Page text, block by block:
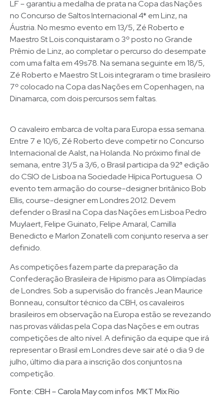
LF – garantiu a medalha de prata na Copa das Nações
no Concurso de Saltos Internacional 4* em Linz, na
Áustria. No mesmo evento em 13/5, Zé Roberto e
Maestro St Lois conquistaram o 3º posto no Grande
Prêmio de Linz, ao completar o percurso do desempate
com uma falta em 49s78. Na semana seguinte em 18/5,
Zé Roberto e Maestro St Lois integraram o time brasileiro
7º colocado na Copa das Nações em Copenhagen, na
Dinamarca, com dois percursos sem faltas.
O cavaleiro embarca de volta para Europa essa semana.
Entre 7 e 10/6, Zé Roberto deve competir no Concurso
Internacional de Aalst, na Holanda. No próximo final de
semana, entre 31/5 a 3/6, o Brasil participa da 92ª edição
do CSIO de Lisboa na Sociedade Hípica Portuguesa. O
evento tem armação do course-designer britânico Bob
Ellis, course-designer em Londres 2012. Devem
defender o Brasil na Copa das Nações em Lisboa Pedro
Muylaert, Felipe Guinato, Felipe Amaral, Camilla
Benedicto e Marlon Zonatelli com conjunto reserva a ser
definido.
As competições fazem parte da preparação da
Confederação Brasileira de Hipismo para as Olimpíadas
de Londres. Sob a supervisão do francês Jean Maurice
Bonneau, consultor técnico da CBH, os cavaleiros
brasileiros em observação na Europa estão se revezando
nas provas válidas pela Copa das Nações e em outras
competições de alto nível. A definição da equipe que irá
representar o Brasil em Londres deve sair até o dia 9 de
julho, último dia para a inscrição dos conjuntos na
competição.
Fonte: CBH – Carola May com infos MKT Mix Rio